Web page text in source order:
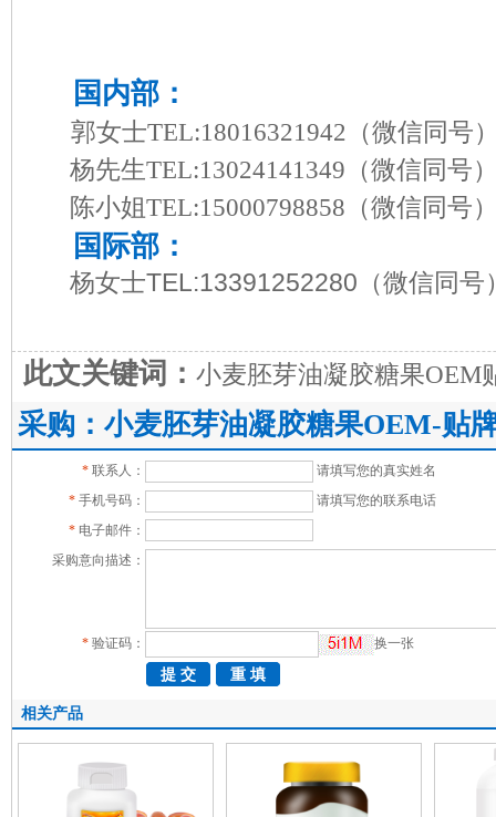
国内部：
郭女士TEL:18016321942 （微信同号
杨先生TEL:13024141349 （微信同号
陈小姐TEL:15000798858 （微信同号
国际部：
杨女士TEL:13391252280 （微信同号
此文关键词： 小麦胚芽油凝胶糖果OEM
采购：小麦胚芽油凝胶糖果OEM-贴
* 联系人：
请填写您的真实姓名
* 手机号码：
请填写您的联系电话
* 电子邮件：
采购意向描述：
* 验证码： 换一张
相关产品